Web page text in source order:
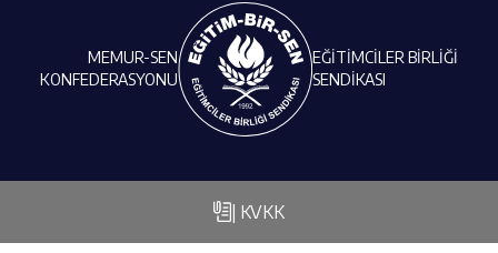
MEMUR-SEN
KONFEDERASYONU
EĞİTİMCİLER BİRLİĞİ
SENDİKASI
| KVKK